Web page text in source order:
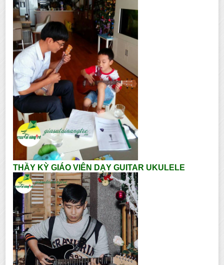
THẦY KỲ GIÁO VIÊN DẠY GUITAR UKULELE